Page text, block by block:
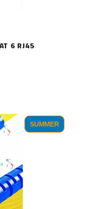
6 RJ45
SUMMER